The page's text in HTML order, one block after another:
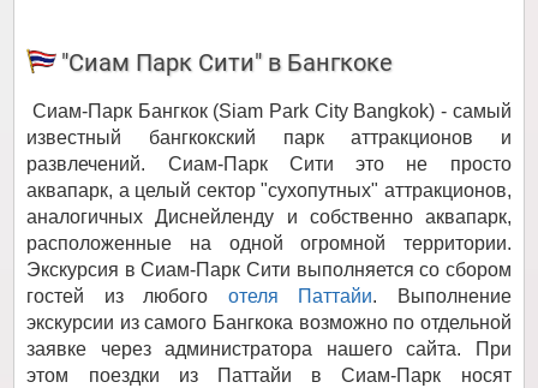
"Сиам Парк Сити" в Бангкоке
Сиам-Парк Бангкок (Siam Park City Bangkok) - самый
известный бангкокский парк аттракционов и
развлечений. Сиам-Парк Сити это не просто
аквапарк, а целый сектор "сухопутных" аттракционов,
аналогичных Диснейленду и собственно аквапарк,
расположенные на одной огромной территории.
Экскурсия в Сиам-Парк Сити выполняется со сбором
гостей из любого отеля Паттайи. Выполнение
экскурсии из самого Бангкока возможно по отдельной
заявке через администратора нашего сайта. При
этом поездки из Паттайи в Сиам-Парк носят